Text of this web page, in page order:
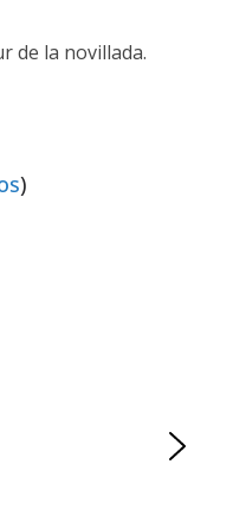
de la novillada.
)
: la feria des
émotions